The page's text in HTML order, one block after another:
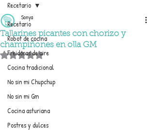
Recetario
Robot de cocina
Freidoras de aire
Cocina tradicional
No sin mi Chupchup
No sin mi Gm
Cocina asturiana
Postres y dulces
Recetario
Tallarines picantes con chorizo y
champiñones en olla GM
Sonya
Obtuvo NaN de 5 estrellas.